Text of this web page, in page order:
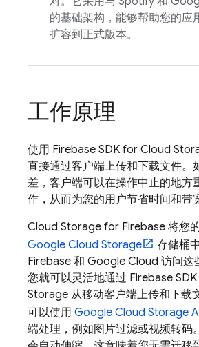
的基础架构，能够帮助您的应
扩容到正式版本。
工作原理
使用 Firebase SDK for Cloud
直接通过客户端上传和下载文件。
差，客户端可以在操作中止的地方
作，从而为您的用户节省时间和带
Cloud Storage for Firebase 将您
Google Cloud Storage
存储桶
Firebase 和 Google Cloud 访问这
您就可以灵活地通过 Firebase
Storage 从移动客户端上传和下载
可以使用 Google Cloud Storage
端处理，例如图片过滤或视频转码。